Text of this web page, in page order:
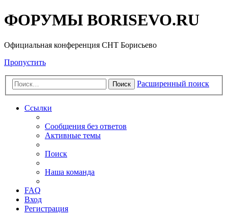
ФОРУМЫ BORISEVO.RU
Официальная конференция СНТ Борисьево
Пропустить
Поиск Расширенный поиск
Ссылки
Сообщения без ответов
Активные темы
Поиск
Наша команда
FAQ
Вход
Регистрация